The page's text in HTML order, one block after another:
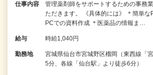
仕事内容
管理薬剤師をサポートするための事務
ただきます。 《具体的には》 ＊簡単な
PCでの資料作成 ＊医薬品の情報ま…
給与 時給1,040円
勤務地
宮城県仙台市宮城野区榴岡（東西線「
5分、各線「仙台駅」より徒歩6分）